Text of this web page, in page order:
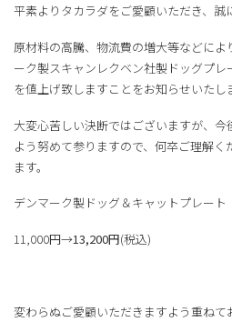
平素よりタカラダをご愛顧いただき、誠
原材料の高騰、物流費の増大等などによ
ーク製スキャンレクベン社製ドッグプ
を値上げ致しますことをお知らせいたし
大変心苦しい決断ではございますが、
よう努めて参りますので、何卒ご理解
ます。
デンマーク製ドッグ＆キャットプレート
11,000円→13,200円(税込)
変わらぬご愛顧いただきますよう重ねて